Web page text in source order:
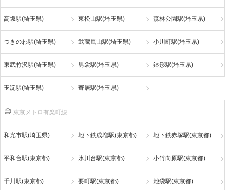
高坂駅(埼玉県) 東松山駅(埼玉県) 森林公園駅(埼玉県)
つきのわ駅(埼玉県) 武蔵嵐山駅(埼玉県) 小川町駅(埼玉県)
東武竹沢駅(埼玉県) 男衾駅(埼玉県) 鉢形駅(埼玉県)
玉淀駅(埼玉県) 寄居駅(埼玉県)
東京メトロ有楽町線
和光市駅(埼玉県) 地下鉄成増駅(東京都) 地下鉄赤塚駅(東京都)
平和台駅(東京都) 氷川台駅(東京都) 小竹向原駅(東京都)
千川駅(東京都) 要町駅(東京都) 池袋駅(東京都)